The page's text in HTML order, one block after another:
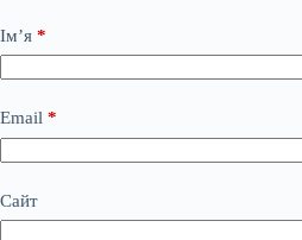
Ім’я *
Email *
Сайт